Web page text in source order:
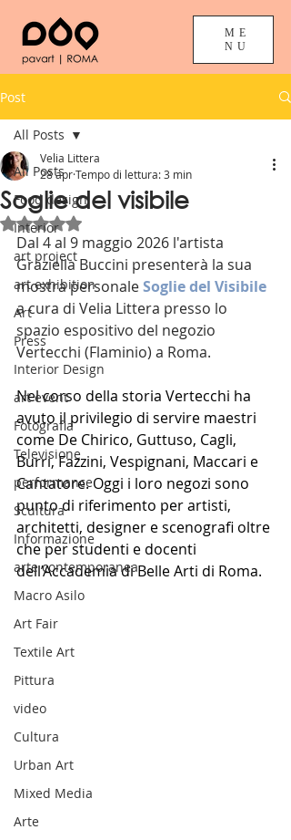
ME
NU
Post
All Posts
Food design
Interior
art project
art exhibition
Art
Press
Interior Design
art event
Fotografia
Televisione
performance
Scultura
Informazione
arte contemporanea
Macro Asilo
Art Fair
Textile Art
Pittura
video
Cultura
Urban Art
Mixed Media
Arte
All Posts
Soglie del visibile
Velia Littera
28 aprTempo di lettura: 3 min
Valutazione NaN stelle su 5.
Dal 4 al 9 maggio 2026 l'artista
Graziella Buccini presenterà la sua
mostra personale Soglie del Visibile
a cura di Velia Littera presso lo
spazio espositivo del negozio
Vertecchi (Flaminio) a Roma.
Nel corso della storia Vertecchi ha
avuto il privilegio di servire maestri
come De Chirico, Guttuso, Cagli,
Burri, Fazzini, Vespignani, Maccari e
Cantatore. Oggi i loro negozi sono
punto di riferimento per artisti,
architetti, designer e scenografi oltre
che per studenti e docenti
dell’Accademia di Belle Arti di Roma.